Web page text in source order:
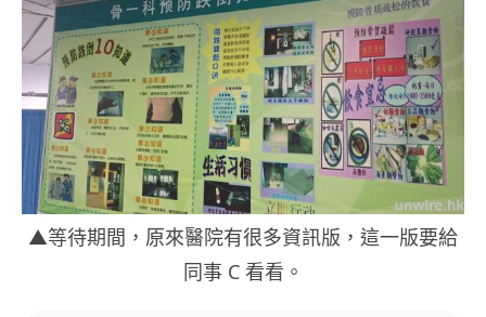
▲等待期間，原來醫院有很多資訊版，這一版要給
同事 C 看看。